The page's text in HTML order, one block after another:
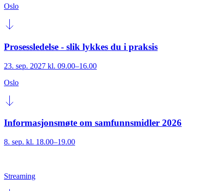
Oslo
Prosessledelse - slik lykkes du i praksis
23. sep. 2027 kl. 09.00–16.00
Oslo
Informasjonsmøte om samfunnsmidler 2026
8. sep. kl. 18.00–19.00
Streaming